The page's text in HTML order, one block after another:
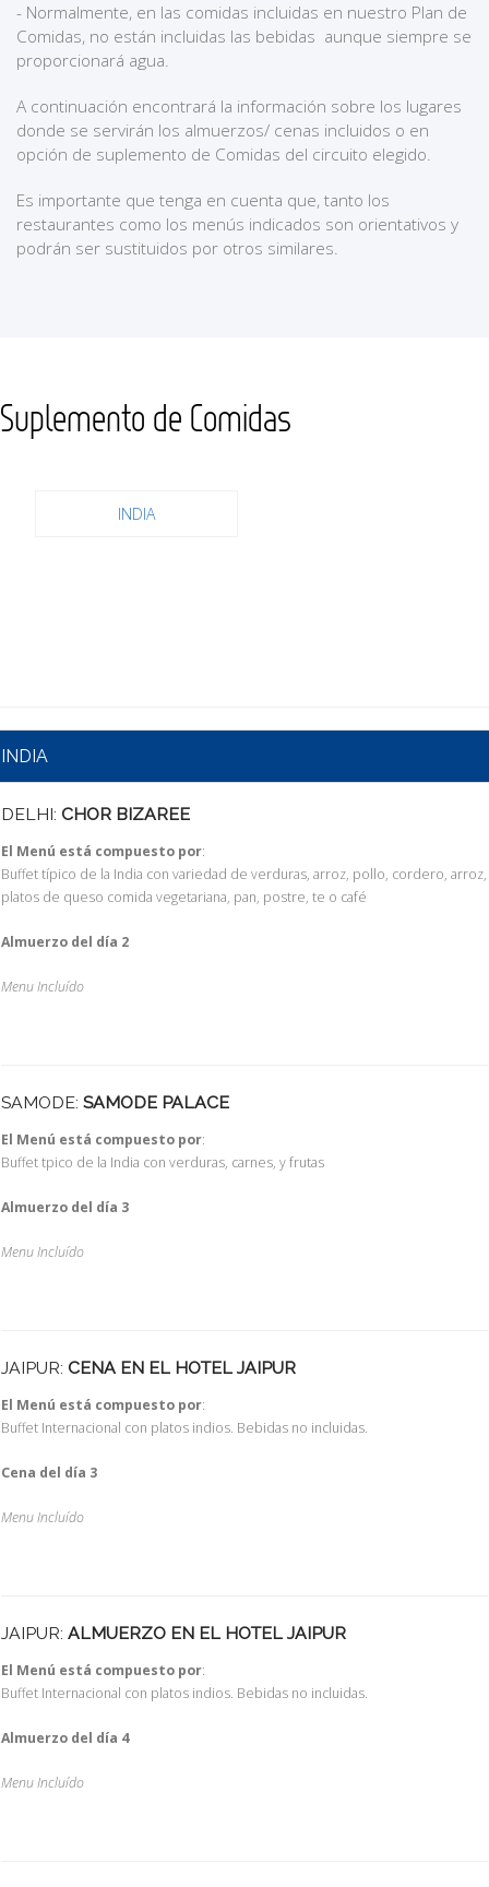
- Normalmente, en las comidas incluidas en nuestro Plan de
Comidas, no están incluidas las bebidas aunque siempre se
proporcionará agua.
A continuación encontrará la información sobre los lugares
donde se servirán los almuerzos/ cenas incluidos o en
opción de suplemento de Comidas del circuito elegido.
Es importante que tenga en cuenta que, tanto los
restaurantes como los menús indicados son orientativos y
podrán ser sustituidos por otros similares.
Suplemento de Comidas
INDIA
INDIA
DELHI: CHOR BIZAREE
El Menú está compuesto por:
Buffet típico de la India con variedad de verduras, arroz, pollo, cordero, arroz,
platos de queso comida vegetariana, pan, postre, te o café
Almuerzo del día 2
Menu Incluído
SAMODE: SAMODE PALACE
El Menú está compuesto por:
Buffet tpico de la India con verduras, carnes, y frutas
Almuerzo del día 3
Menu Incluído
JAIPUR: CENA EN EL HOTEL JAIPUR
El Menú está compuesto por:
Buffet Internacional con platos indios. Bebidas no incluidas.
Cena del día 3
Menu Incluído
JAIPUR: ALMUERZO EN EL HOTEL JAIPUR
El Menú está compuesto por:
Buffet Internacional con platos indios. Bebidas no incluidas.
Almuerzo del día 4
Menu Incluído